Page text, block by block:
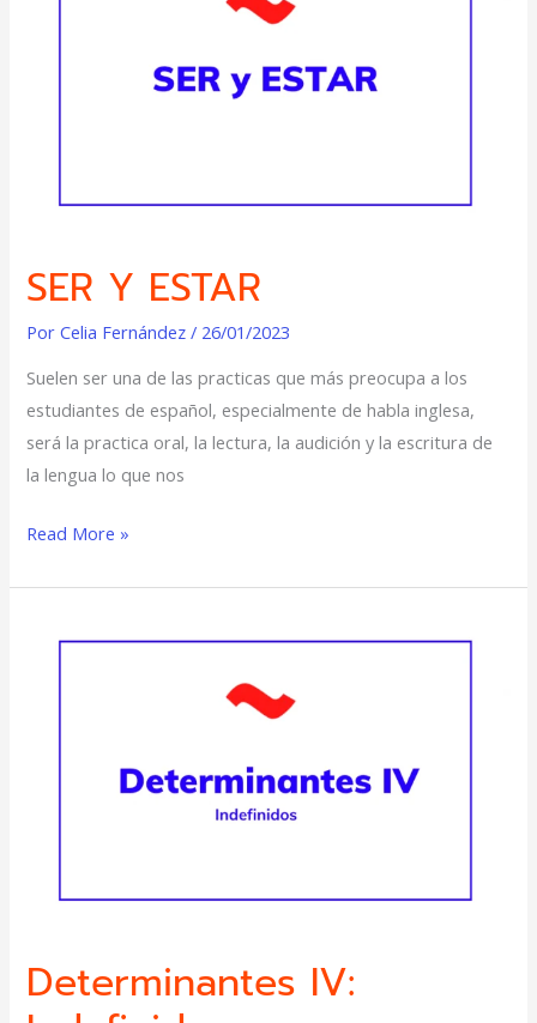
SER Y ESTAR
PorCelia Fernández/ 26/01/2023
Suelen ser una de las practicas que más preocupa a los
estudiantes de español, especialmente de habla inglesa,
será la practica oral, la lectura, la audición y la escritura de
la lengua lo que nos
Read More »
Determinantes IV: